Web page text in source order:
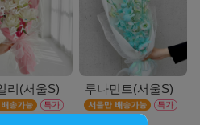
리(서울S) 루나민트(서울S)